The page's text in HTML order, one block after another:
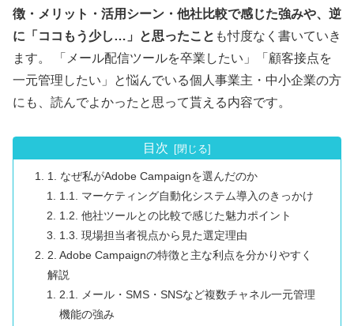
徴・メリット・活用シーン・他社比較で感じた強みや、逆
に「ココもう少し…」と思ったこと も忖度なく書いていき
ます。 「メール配信ツールを卒業したい」「顧客接点を
一元管理したい」と悩んでいる個人事業主・中小企業の方
にも、読んでよかったと思って貰える内容です。
目次
1. なぜ私がAdobe Campaignを選んだのか
1.1. マーケティング自動化システム導入のきっかけ
1.2. 他社ツールとの比較で感じた魅力ポイント
1.3. 現場担当者視点から見た選定理由
2. Adobe Campaignの特徴と主な利点を分かりやすく
解説
2.1. メール・SMS・SNSなど複数チャネル一元管理
機能の強み